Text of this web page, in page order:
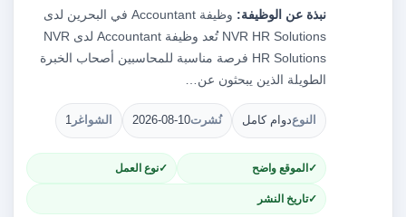
نبذة عن الوظيفة:
وظيفة Accountant في البحرين لدى
NVR HR Solutions تُعد وظيفة Accountant لدى NVR
HR Solutions فرصة مناسبة للمحاسبين أصحاب الخبرة
الطويلة الذين يبحثون عن…
النوعدوام كامل نُشرت2026-08-10 الشواغر 1
الموقع واضح نوع العمل
تاريخ النشر